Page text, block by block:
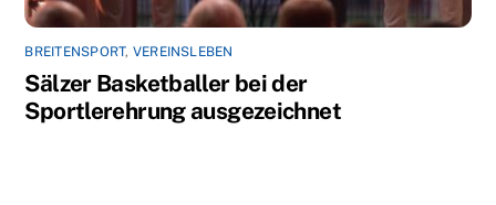
BREITENSPORT, VEREINSLEBEN
Sälzer Basketballer bei der
Sportlerehrung ausgezeichnet